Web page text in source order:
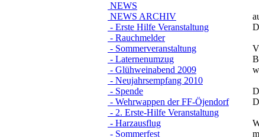
NEWS
NEWS ARCHIV
- Erste Hilfe Veranstaltung
- Rauchmelder
- Sommerveranstaltung
- Laternenumzug
- Glühweinabend 2009
- Neujahrsempfang 2010
- Spende
- Wehrwappen der FF-Öjendorf
- 2. Erste-Hilfe Veranstaltung
- Harzausflug
- Sommerfest